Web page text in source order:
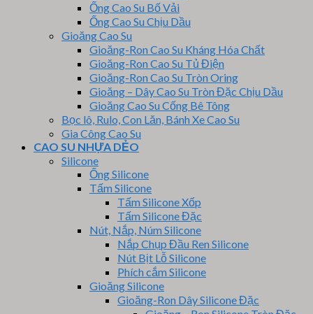
Ống Cao Su Bố Vải
Ống Cao Su Chịu Dầu
Gioăng Cao Su
Gioăng-Ron Cao Su Kháng Hóa Chất
Gioăng-Ron Cao Su Tủ Điện
Gioăng-Ron Cao Su Tròn Oring
Gioăng – Dây Cao Su Tròn Đặc Chịu Dầu
Gioăng Cao Su Cống Bê Tông
Bọc lô, Rulo, Con Lăn, Bánh Xe Cao Su
Gia Công Cao Su
CAO SU NHỰA DẺO
Silicone
Ống Silicone
Tấm Silicone
Tấm Silicone Xốp
Tấm Silicone Đặc
Nút, Nắp, Núm Silicone
Nắp Chụp Đầu Ren Silicone
Nút Bịt Lỗ Silicone
Phích cắm Silicone
Gioăng Silicone
Gioăng-Ron Dây Silicone Đặc